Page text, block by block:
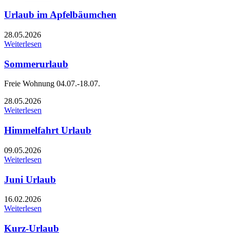
Urlaub im Apfelbäumchen
28.05.2026
Weiterlesen
Sommerurlaub
Freie Wohnung 04.07.-18.07.
28.05.2026
Weiterlesen
Himmelfahrt Urlaub
09.05.2026
Weiterlesen
Juni Urlaub
16.02.2026
Weiterlesen
Kurz-Urlaub